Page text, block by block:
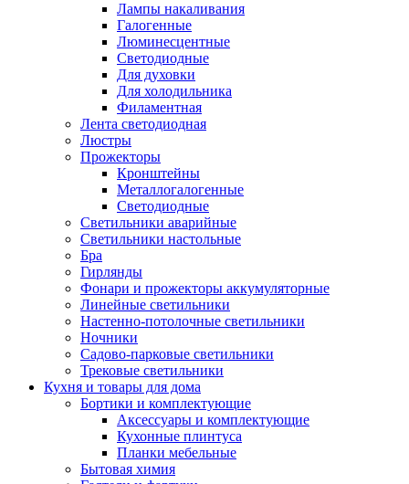
Лампы накаливания
Галогенные
Люминесцентные
Светодиодные
Для духовки
Для холодильника
Филаментная
Лента светодиодная
Люстры
Прожекторы
Кронштейны
Металлогалогенные
Светодиодные
Светильники аварийные
Светильники настольные
Бра
Гирлянды
Фонари и прожекторы аккумуляторные
Линейные светильники
Настенно-потолочные светильники
Ночники
Садово-парковые светильники
Трековые светильники
Кухня и товары для дома
Бортики и комплектующие
Аксессуары и комплектующие
Кухонные плинтуса
Планки мебельные
Бытовая химия